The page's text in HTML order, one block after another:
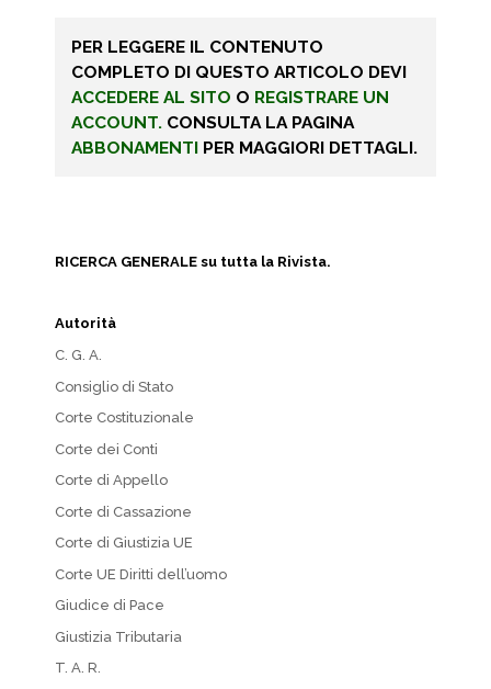
PER LEGGERE IL CONTENUTO
COMPLETO DI QUESTO ARTICOLO DEVI
ACCEDERE AL SITO O REGISTRARE UN
ACCOUNT. CONSULTA LA PAGINA
ABBONAMENTI PER MAGGIORI DETTAGLI.
RICERCA GENERALE su tutta la Rivista.
Autorità
C. G. A.
Consiglio di Stato
Corte Costituzionale
Corte dei Conti
Corte di Appello
Corte di Cassazione
Corte di Giustizia UE
Corte UE Diritti dell’uomo
Giudice di Pace
Giustizia Tributaria
T. A. R.